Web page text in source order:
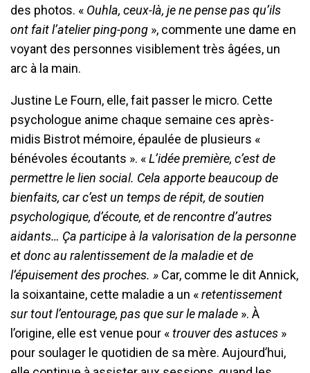
des photos. « Ouhla, ceux-là, je ne pense pas qu’ils
ont fait l’atelier ping-pong », commente une dame en
voyant des personnes visiblement très âgées, un
arc à la main.
Justine Le Fourn, elle, fait passer le micro. Cette
psychologue anime chaque semaine ces après-
midis Bistrot mémoire, épaulée de plusieurs «
bénévoles écoutants ». «L’idée première, c’est de
permettre le lien social. Cela apporte beaucoup de
bienfaits, car c’est un temps de répit, de soutien
psychologique, d’écoute, et de rencontre d’autres
aidants… Ça participe à la valorisation de la personne
et donc au ralentissement de la maladie et de
l’épuisement des proches. » Car, comme le dit Annick,
la soixantaine, cette maladie a un «retentissement
sur tout l’entourage, pas que sur le malade ». À
l’origine, elle est venue pour «trouver des astuces »
pour soulager le quotidien de sa mère. Aujourd’hui,